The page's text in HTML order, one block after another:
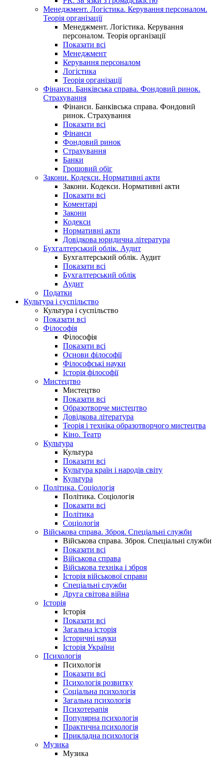
Менеджмент. Логістика. Керування персоналом.
Теорія організації
Менеджмент. Логістика. Керування
персоналом. Теорія організації
Показати всі
Менеджмент
Керування персоналом
Логістика
Теорія організації
Фінанси. Банківська справа. Фондовий ринок.
Страхування
Фінанси. Банківська справа. Фондовий
ринок. Страхування
Показати всі
Фінанси
Фондовий ринок
Страхування
Банки
Грошовий обіг
Закони. Кодекси. Нормативні акти
Закони. Кодекси. Нормативні акти
Показати всі
Коментарі
Закони
Кодекси
Нормативні акти
Довідкова юридична література
Бухгалтерський облік. Аудит
Бухгалтерський облік. Аудит
Показати всі
Бухгалтерський облік
Аудит
Податки
Культура і суспільство
Культура і суспільство
Показати всі
Філософія
Філософія
Показати всі
Основи філософії
Філософські науки
Історія філософії
Мистецтво
Мистецтво
Показати всі
Образотворче мистецтво
Довідкова література
Теорія і техніка образотворчого мистецтва
Кіно. Театр
Культура
Культура
Показати всі
Культура країн і народів світу
Культура
Політика. Соціологія
Політика. Соціологія
Показати всі
Політика
Соціологія
Військова справа. Зброя. Спеціальні служби
Військова справа. Зброя. Спеціальні служби
Показати всі
Військова справа
Військова техніка і зброя
Історія військової справи
Спеціальні служби
Друга світова війна
Історія
Історія
Показати всі
Загальна історія
Історичні науки
Історія України
Психологія
Психологія
Показати всі
Психологія розвитку
Соціальна психологія
Загальна психологія
Психотерапія
Популярна психологія
Практична психологія
Прикладна психологія
Музика
Музика